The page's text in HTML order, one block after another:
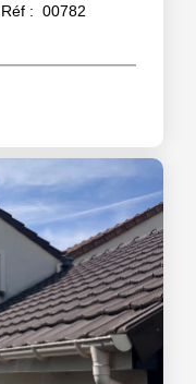
Réf : 00782